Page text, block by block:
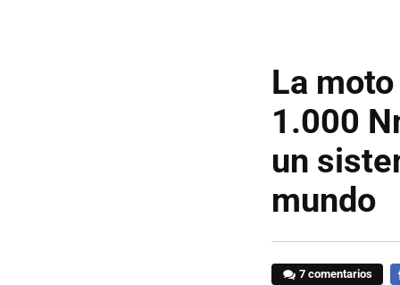
La
1.000
un
mundo
7 comentarios